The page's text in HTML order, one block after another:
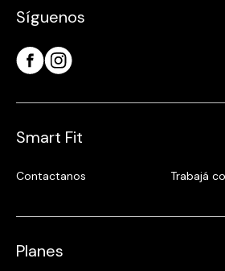
Síguenos
Smart Fit
Contactanos Trabajá
Planes